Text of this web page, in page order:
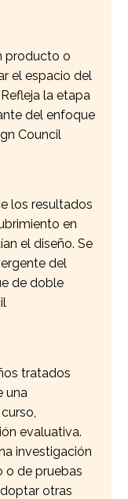
producto o
el espacio del
la etapa
del enfoque
Council
los resultados
en
el diseño. Se
del
de doble
tratados
una
evaluativa.
investigación
o de pruebas
otras